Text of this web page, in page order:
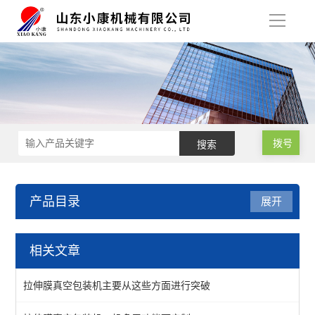
导
拨号
产品目录
拉伸膜真空包装机
展开
相关文章
拉伸膜真空包装机主要从这些方面进行突破